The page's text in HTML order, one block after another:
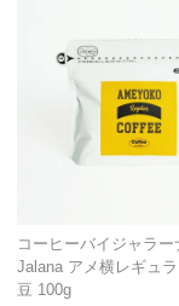
コーヒーバイジャラ
Jalana アメ横レギュ
豆 100g